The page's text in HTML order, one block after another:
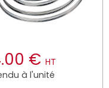
€ HT
à l'unité